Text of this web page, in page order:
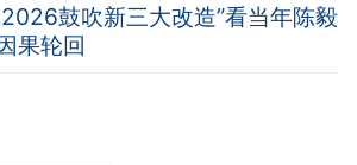
鼓吹新三大改造”看当年陈毅
果轮回